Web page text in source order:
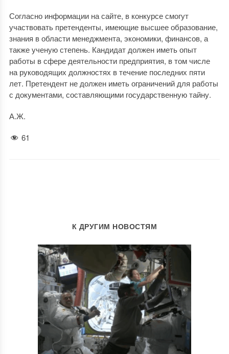
Согласно информации на сайте, в конкурсе смогут
участвовать претенденты, имеющие высшее образование,
знания в области менеджмента, экономики, финансов, а
также ученую степень. Кандидат должен иметь опыт
работы в сфере деятельности предприятия, в том числе
на руководящих должностях в течение последних пяти
лет. Претендент не должен иметь ограничений для работы
с документами, составляющими государственную тайну.
А.Ж.
61
К ДРУГИМ НОВОСТЯМ